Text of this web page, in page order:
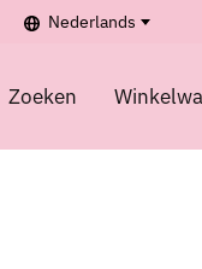
Nederlands
Zoeken